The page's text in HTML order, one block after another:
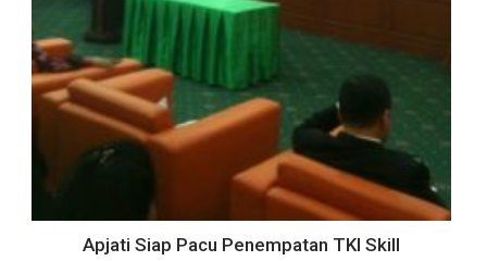
Apjati Siap Pacu Penempatan TKI Skill